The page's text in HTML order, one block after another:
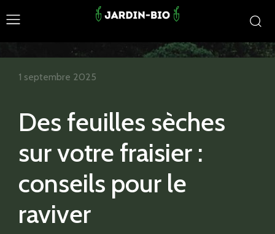
Des feuilles sèches
sur votre fraisier :
conseils pour le
raviver
1 septembre 2025